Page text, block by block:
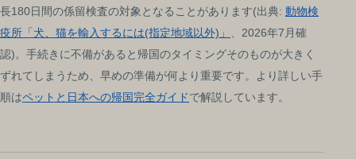
長180日間の係留検査の対象となることがあります(出典: 動物検
疫所「犬、猫を輸入するには(指定地域以外)」
、2026年7月確
認)。手続きに不備があると帰国のタイミングそのものが大きく
ずれてしまうため、早めの準備が何より重要です。より詳しい手
順はペットと日本への帰国完全ガイドで解説しています。